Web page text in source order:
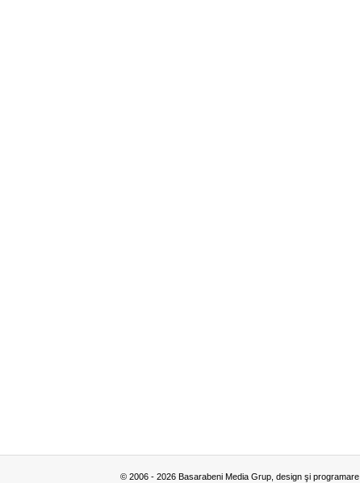
© 2006 - 2026 Basarabeni Media Grup, design şi programare